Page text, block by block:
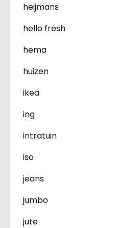
heijmans
hello fresh
hema
huizen
ikea
ing
intratuin
iso
jeans
jumbo
jute